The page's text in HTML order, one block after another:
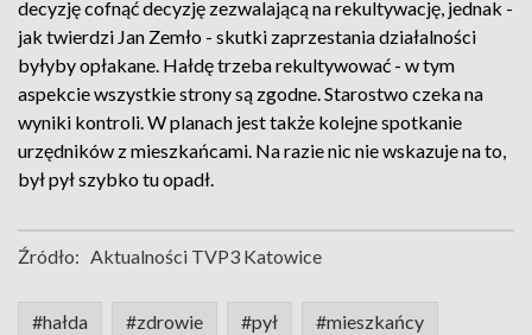
decyzję cofnąć decyzję zezwalającą na rekultywację, jednak -
jak twierdzi Jan Zemło - skutki zaprzestania działalności
byłyby opłakane. Hałdę trzeba rekultywować - w tym
aspekcie wszystkie strony są zgodne. Starostwo czeka na
wyniki kontroli. W planach jest także kolejne spotkanie
urzędników z mieszkańcami. Na razie nic nie wskazuje na to,
był pył szybko tu opadł.
Źródło: Aktualności TVP3 Katowice
#hałda #zdrowie #pył #mieszkańcy